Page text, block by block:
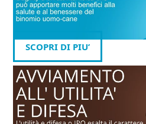
SCOPRI DI PIU’